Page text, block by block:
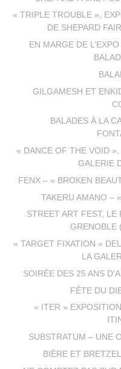
« TRIPLE TROUBLE »,
DE SHEPARD
EN MARGE DE
GILGAMESH ET
BALADES À LA
« DANCE OF THE VOID
GALERIE
FENX – « BROKEN
TAKERU AMANO –
STREET ART FEST, LE
GRENOBLE
« TARGET FIXATION »
LA
SOIRÉE DES 25 ANS
FÊTE DU
« ITER »
SUBSTRATUM – UNE
BIÈRE ET